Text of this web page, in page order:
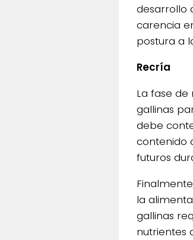
desarrollo
carencia
postura a
Recría
La fase
gallinas
debe
contenido
futuros
la
gallinas
nutrientes